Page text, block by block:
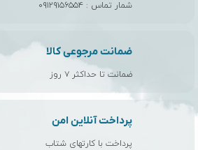
شمار تماس : ۰۹۱۲۹۱۵۶۵۵۴
ضمانت مرجوعی کالا
ضمانت تا حداکثر ۷ روز
پرداخت آنلاین امن
پرداخت با کارتهای شتاب